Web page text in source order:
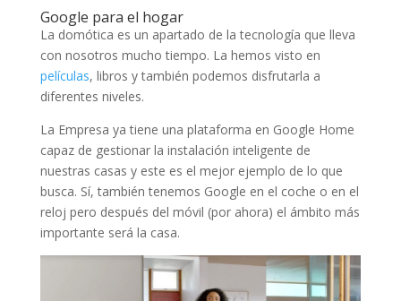
Google para el hogar
La domótica es un apartado de la tecnología que lleva
con nosotros mucho tiempo. La hemos visto en
películas, libros y también podemos disfrutarla a
diferentes niveles.
La Empresa ya tiene una plataforma en Google Home
capaz de gestionar la instalación inteligente de
nuestras casas y este es el mejor ejemplo de lo que
busca. Sí, también tenemos Google en el coche o en el
reloj pero después del móvil (por ahora) el ámbito más
importante será la casa.